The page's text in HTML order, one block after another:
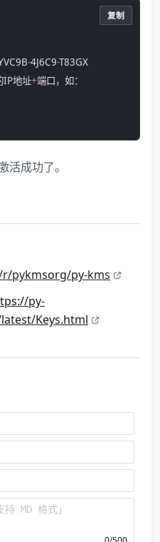
-4J6C9-T83GX
IP地址+端口，如：
复制
活成功了。
pykmsorg/py-kms
py-
Keys.html